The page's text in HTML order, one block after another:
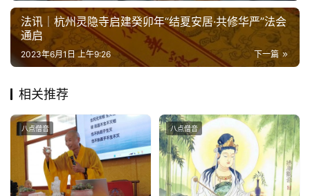
法讯｜杭州灵隐寺启建癸卯年“结夏安居·共修华严”法会
通启
下一篇
2023年6月1日 上午9:26
相关推荐
八点僧音 八点僧音